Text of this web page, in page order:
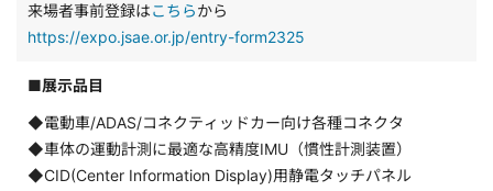
来場者事前登録はこちらから
https://expo.jsae.or.jp/entry-form2325
■展示品目
◆電動車/ADAS/コネクティッドカー向け各種コネクタ
◆車体の運動計測に最適な高精度IMU（慣性計測装置）
◆CID(Center Information Display)用静電タッチパネル